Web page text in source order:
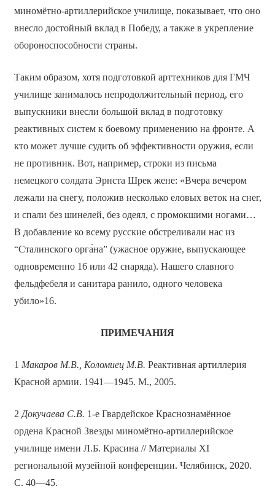
миномётно-артиллерийское училище, показывает, что оно
внесло достойный вклад в Победу, а также в укрепление
обороноспособности страны.
Таким образом, хотя подготовкой арттехников для ГМЧ
училище занималось непродолжительный период, его
выпускники внесли большой вклад в подготовку
реактивных систем к боевому применению на фронте. А
кто может лучше судить об эффективности оружия, если
не противник. Вот, например, строки из письма
немецкого солдата Эрнста Шрек жене: «Вчера вечером
лежали на снегу, положив несколько еловых веток на снег,
и спали без шинелей, без одеял, с промокшими ногами…
В добавление ко всему русские обстреливали нас из
“Сталинского орга́на” (ужасное оружие, выпускающее
одновременно 16 или 42 снаряда). Нашего славного
фельдфебеля и санитара ранило, одного человека
убило»16.
ПРИМЕЧАНИЯ
1 Макаров М.В., Коломиец М.В. Реактивная артиллерия
Красной армии. 1941—1945. М., 2005.
2 Докучаева С.В. 1-е Гвардейское Краснознамённое
ордена Красной Звезды миномётно-артиллерийское
училище имени Л.Б. Красина // Материалы XI
региональной музейной конференции. Челябинск, 2020.
С. 40—45.